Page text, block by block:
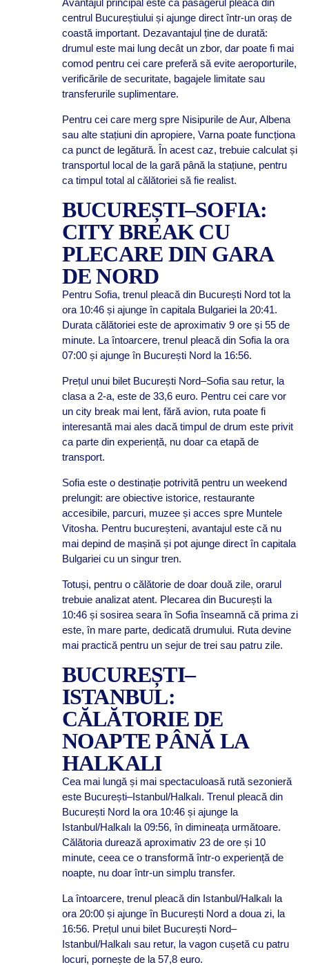
Avantajul principal este că pasagerul pleacă din
centrul Bucureștiului și ajunge direct într-un oraș de
coastă important. Dezavantajul ține de durată:
drumul este mai lung decât un zbor, dar poate fi mai
comod pentru cei care preferă să evite aeroporturile,
verificările de securitate, bagajele limitate sau
transferurile suplimentare.
Pentru cei care merg spre Nisipurile de Aur, Albena
sau alte stațiuni din apropiere, Varna poate funcționa
ca punct de legătură. În acest caz, trebuie calculat și
transportul local de la gară până la stațiune, pentru
ca timpul total al călătoriei să fie realist.
BUCUREȘTI–SOFIA:
CITY BREAK CU
PLECARE DIN GARA
DE NORD
Pentru Sofia, trenul pleacă din București Nord tot la
ora 10:46 și ajunge în capitala Bulgariei la 20:41.
Durata călătoriei este de aproximativ 9 ore și 55 de
minute. La întoarcere, trenul pleacă din Sofia la ora
07:00 și ajunge în București Nord la 16:56.
Prețul unui bilet București Nord–Sofia sau retur, la
clasa a 2-a, este de 33,6 euro. Pentru cei care vor
un city break mai lent, fără avion, ruta poate fi
interesantă mai ales dacă timpul de drum este privit
ca parte din experiență, nu doar ca etapă de
transport.
Sofia este o destinație potrivită pentru un weekend
prelungit: are obiective istorice, restaurante
accesibile, parcuri, muzee și acces spre Muntele
Vitosha. Pentru bucureșteni, avantajul este că nu
mai depind de mașină și pot ajunge direct în capitala
Bulgariei cu un singur tren.
Totuși, pentru o călătorie de doar două zile, orarul
trebuie analizat atent. Plecarea din București la
10:46 și sosirea seara în Sofia înseamnă că prima zi
este, în mare parte, dedicată drumului. Ruta devine
mai practică pentru un sejur de trei sau patru zile.
BUCUREȘTI–
ISTANBUL:
CĂLĂTORIE DE
NOAPTE PÂNĂ LA
HALKALI
Cea mai lungă și mai spectaculoasă rută sezonieră
este București–Istanbul/Halkalı. Trenul pleacă din
București Nord la ora 10:46 și ajunge la
Istanbul/Halkalı la 09:56, în dimineața următoare.
Călătoria durează aproximativ 23 de ore și 10
minute, ceea ce o transformă într-o experiență de
noapte, nu doar într-un simplu transfer.
La întoarcere, trenul pleacă din Istanbul/Halkalı la
ora 20:00 și ajunge în București Nord a doua zi, la
16:56. Prețul unui bilet București Nord–
Istanbul/Halkalı sau retur, la vagon cușetă cu patru
locuri, pornește de la 57,8 euro.